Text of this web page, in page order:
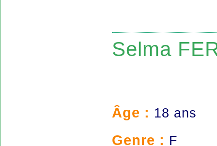
Selma
Âge : 18 ans
Genre : F